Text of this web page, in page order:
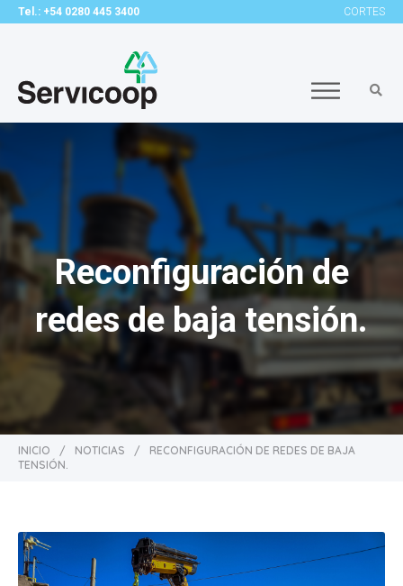
Tel.: +54 0280 445 3400 CORTES
Reconfiguración de
redes de baja tensión.
INICIO / NOTICIAS /
RECONFIGURACIÓN DE REDES DE BAJA
TENSIÓN.